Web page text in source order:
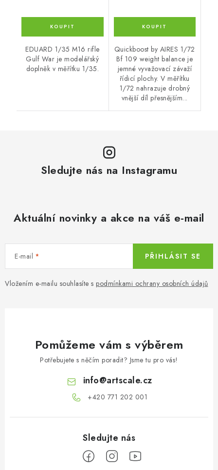
EDUARD 1/35 M16 rifle
Gulf War je modelářský
doplněk v měřítku 1/35.
Quickboost by AIRES 1/72
Bf 109 weight balance je
jemné vyvažovací závaží
řídicí plochy. V měřítku
1/72 nahrazuje drobný
vnější díl přesnějším...
Sledujte nás na Instagramu
Aktuální novinky a akce na váš e-mail
E-mail
Vložením e-mailu souhlasíte s podmínkami ochrany osobních údajů
PŘIHLÁSIT SE
Pomůžeme vám s výběrem
Potřebujete s něčím poradit? Jsme tu pro vás!
info@artscale.cz
+420 771 202 001​